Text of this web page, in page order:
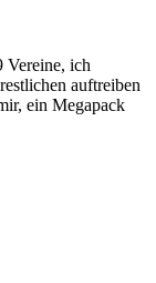
Vereine, ich
auftreiben
ein Megapack